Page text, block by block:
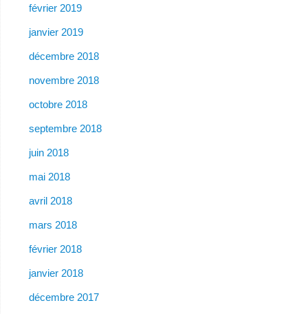
février 2019
janvier 2019
décembre 2018
novembre 2018
octobre 2018
septembre 2018
juin 2018
mai 2018
avril 2018
mars 2018
février 2018
janvier 2018
décembre 2017